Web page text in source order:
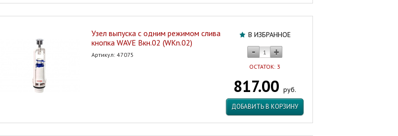
В ИЗБРАННОЕ
ОСТАТОК: 3
817.00 руб.
ДОБАВИТЬ В КОРЗИНУ
Узел выпуска с одним режимом слива
кнопка WAVE Вкн.02 (WKn.02)
Артикул: 47075